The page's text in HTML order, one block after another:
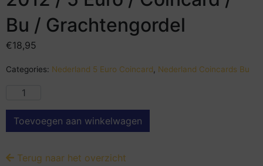
Bu / Grachtengordel
€18,95
Categories: Nederland 5 Euro Coincard Nederland Coincards Bu
Toevoegen aan winkelwagen
Terug naar het overzicht